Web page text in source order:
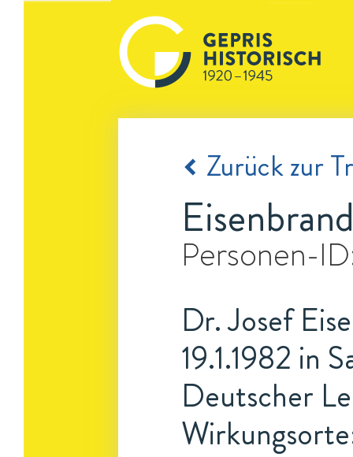
Zurück zur
Personen-
Dr. Josef
19.1.1982 in
Deutscher